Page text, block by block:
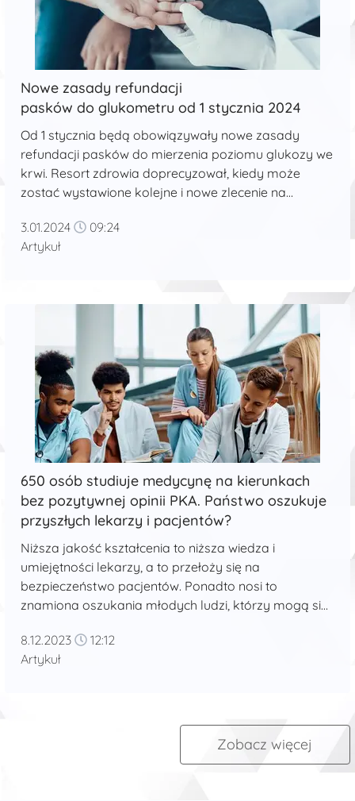
Nowe zasady refundacji
pasków do glukometru od 1 stycznia 2024
Od 1 stycznia będą obowiązywały nowe zasady
refundacji pasków do mierzenia poziomu glukozy we
krwi. Resort zdrowia doprecyzował, kiedy może
zostać wystawione kolejne i nowe zlecenie na
3.01.2024
09:24
Artykuł
650 osób studiuje medycynę na kierunkach
bez pozytywnej opinii PKA. Państwo oszukuje
przyszłych lekarzy i pacjentów?
Niższa jakość kształcenia to niższa wiedza i
umiejętności lekarzy, a to przełoży się na
bezpieczeństwo pacjentów. Ponadto nosi to
znamiona oszukania młodych ludzi, którzy mogą się
gwarantem jakości, otwiera kierunki niedostawane
do standardów kształcenia - mówił Sebastian
8.12.2023
12:12
Artykuł
Zobacz więcej